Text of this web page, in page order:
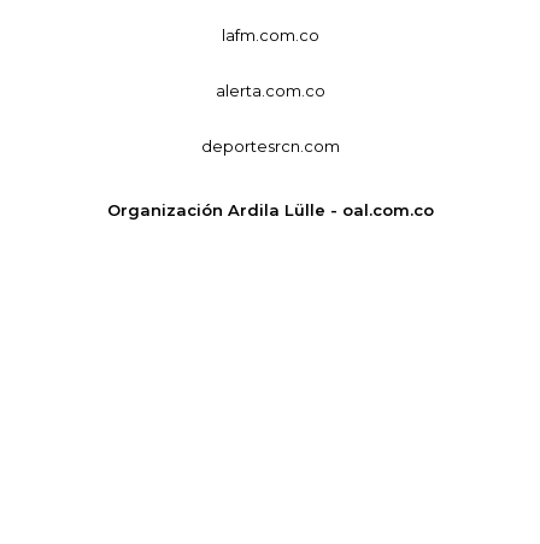
lafm.com.co
alerta.com.co
deportesrcn.com
Organización Ardila Lülle - oal.com.co